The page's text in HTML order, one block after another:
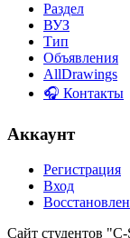
Раздел
ВУЗ
Тип
Объявления
AllDrawings
🎧 Контакты
Аккаунт
Регистрация
Вход
Сайт студентов